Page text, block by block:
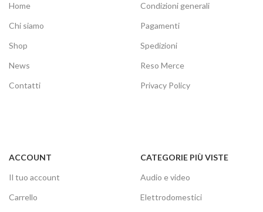
Home
Chi siamo
Shop
News
Contatti
Condizioni generali
Pagamenti
Spedizioni
Reso Merce
Privacy Policy
ACCOUNT
Il tuo account
Carrello
CATEGORIE PIÙ VISTE
Audio e video
Elettrodomestici